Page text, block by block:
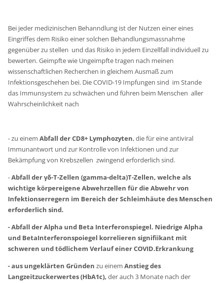
Bei jeder medizinischen Behanndlung ist der Nutzen einer eines
Eingriffes dem Risiko einer solchen Behandlungsmassnahme
gegenüber zu stellen und das Risiko in jedem Einzellfall individuell zu
bewerten. Geimpfte wie Ungeimpfte tragen nach meinen
wissenschaftlichen Recherchen in gleichem Ausmaß zum
Infektionsgeschehen bei. Die COVID-19 Impfungen sind im Stande
das Immunsystem zu schwächen und führen beim Menschen aller
Wahrscheinlichkeit nach
- zu einemAbfall der CD8+ Lymphozyten, die für eine antiviral
Immunantwort und zur Kontrolle von Infektionen und zur
Bekämpfung von Krebszellen zwingend erforderlich sind.
-Abfall der γδ-T-Zellen (gamma-delta)T-Zellen, welche als
wichtige körpereigene Abwehrzellen für die Abwehr von
Infektionserregern im Bereich der Schleimhäute des Menschen
erforderlich sind.
- Abfall der Alpha und Beta Interferonspiegel. Niedrige Alpha
und BetaInterferonspoiegel korrelieren signifiikant mit
schweren und tödlichem Verlauf einer COVID.Erkrankung
- aus ungeklärten Gründenzu einem Anstieg des
Langzeitzuckerwertes (HbA1c),der auch 3 Monate nach der